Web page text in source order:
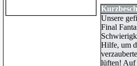
Unsere
Final
Hilfe, um
lüften! Auf